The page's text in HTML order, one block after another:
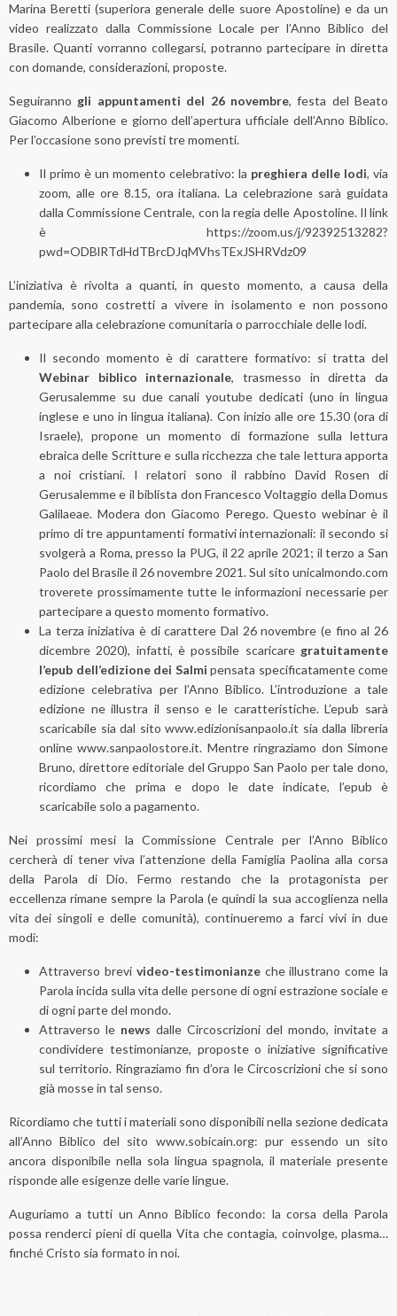
Marina Beretti (superiora generale delle suore Apostoline) e da un
video realizzato dalla Commissione Locale per l’Anno Biblico del
Brasile. Quanti vorranno collegarsi, potranno partecipare in diretta
con domande, considerazioni, proposte.
Seguirannogli appuntamenti del 26 novembre, festa del Beato
Giacomo Alberione e giorno dell’apertura ufficiale dell’Anno Biblico.
Per l’occasione sono previsti tre momenti.
Il primo è un momento celebrativo: la preghiera delle lodi, via
zoom, alle ore 8.15, ora italiana. La celebrazione sarà guidata
dalla Commissione Centrale, con la regia delle Apostoline. Il link
è https://zoom.us/j/92392513282?
pwd=ODBlRTdHdTBrcDJqMVhsTExJSHRVdz09
L’iniziativa è rivolta a quanti, in questo momento, a causa della
pandemia, sono costretti a vivere in isolamento e non possono
partecipare alla celebrazione comunitaria o parrocchiale delle lodi.
Il secondo momento è di carattere formativo: si tratta del
Webinar biblico internazionale, trasmesso in diretta da
Gerusalemme su due canali youtube dedicati (uno in lingua
inglese e uno in lingua italiana). Con inizio alle ore 15.30 (ora di
Israele), propone un momento di formazione sulla lettura
ebraica delle Scritture e sulla ricchezza che tale lettura apporta
a noi cristiani. I relatori sono il rabbino David Rosen di
Gerusalemme e il biblista don Francesco Voltaggio della Domus
Galilaeae. Modera don Giacomo Perego. Questo webinar è il
primo di tre appuntamenti formativi internazionali: il secondo si
svolgerà a Roma, presso la PUG, il 22 aprile 2021; il terzo a San
Paolo del Brasile il 26 novembre 2021. Sul sito unicalmondo.com
troverete prossimamente tutte le informazioni necessarie per
partecipare a questo momento formativo.
La terza iniziativa è di carattere Dal 26 novembre (e fino al 26
dicembre 2020), infatti, è possibile scaricare gratuitamente
l’epub dell’edizione dei Salmi pensata specificatamente come
edizione celebrativa per l’Anno Biblico. L’introduzione a tale
edizione ne illustra il senso e le caratteristiche. L’epub sarà
scaricabile sia dal sitowww.edizionisanpaolo.it sia dalla libreria
onlinewww.sanpaolostore.it. Mentre ringraziamo don Simone
Bruno, direttore editoriale del Gruppo San Paolo per tale dono,
ricordiamo che prima e dopo le date indicate, l’epub è
scaricabile solo a pagamento.
Nei prossimi mesi la Commissione Centrale per l’Anno Biblico
cercherà di tener viva l’attenzione della Famiglia Paolina alla corsa
della Parola di Dio. Fermo restando che la protagonista per
eccellenza rimane sempre la Parola (e quindi la sua accoglienza nella
vita dei singoli e delle comunità), continueremo a farci vivi in due
modi:
Attraverso brevi video-testimonianzeche illustrano come la
Parola incida sulla vita delle persone di ogni estrazione sociale e
di ogni parte del mondo.
Attraverso le news dalle Circoscrizioni del mondo, invitate a
condividere testimonianze, proposte o iniziative significative
sul territorio. Ringraziamo fin d’ora le Circoscrizioni che si sono
già mosse in tal senso.
Ricordiamo che tutti i materiali sono disponibili nella sezione dedicata
all’Anno Biblico del sito www.sobicain.org: pur essendo un sito
ancora disponibile nella sola lingua spagnola, il materiale presente
risponde alle esigenze delle varie lingue.
Auguriamo a tutti un Anno Biblico fecondo: la corsa della Parola
possa renderci pieni di quella Vita che contagia, coinvolge, plasma…
finché Cristo sia formato in noi.